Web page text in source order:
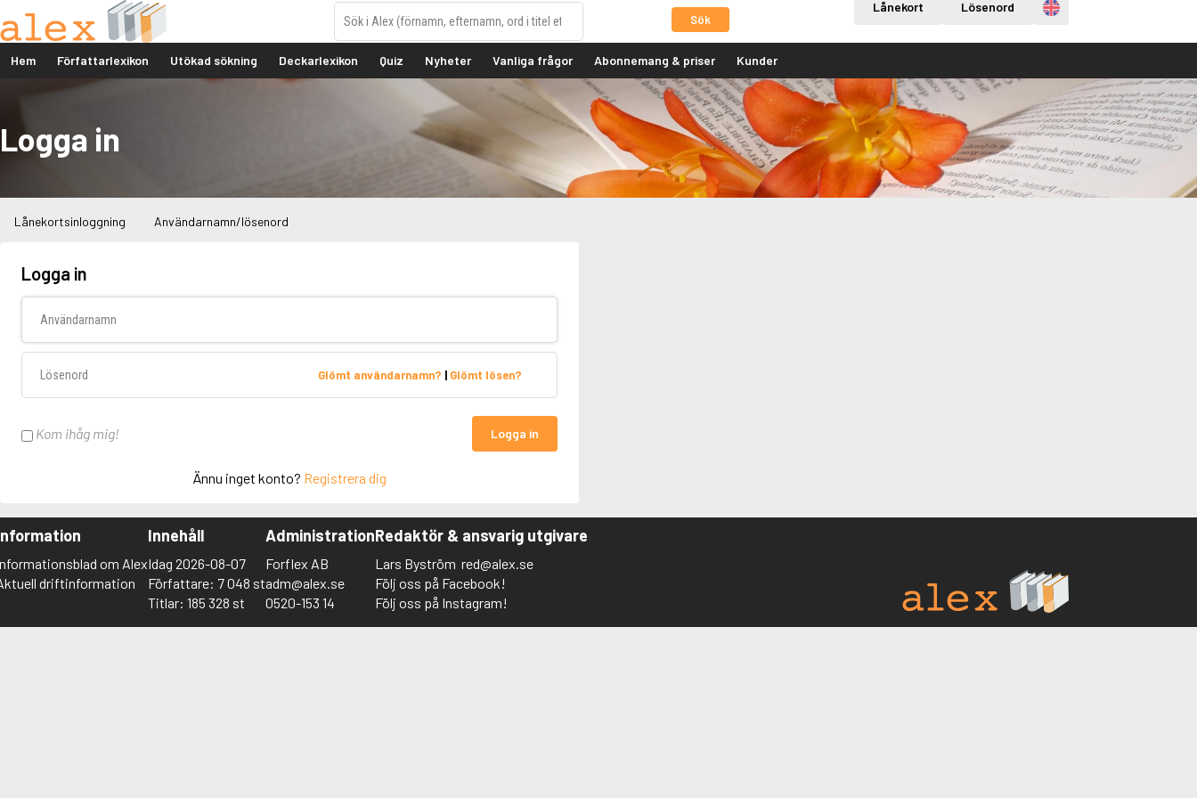
Sök
Lånekort Lösenord Engelska
Hem Författarlexikon Utökad sökning Deckarlexikon Quiz Nyheter Vanliga frågor Abonnemang & priser Kunder
Logga in
Lånekortsinloggning Användarnamn/lösenord
Logga in
Glömt användarnamn? | Glömt lösen?
Kom ihåg mig! Logga in
Ännu inget konto? Registrera dig
om Alex
driftinformation
Innehåll
Idag 2026-08-07
Författare: 7 048 st
Titlar: 185 328 st
Administration
Forflex AB
adm@alex.se
0520-153 14
Redaktör & ansvarig utgivare
Lars Byström red@alex.se
Följ oss på Facebook!
Följ oss på Instagram!